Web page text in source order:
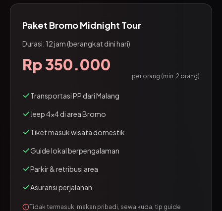
Paket Bromo Midnight Tour
Durasi: 12 jam (berangkat dini hari)
Rp 350.000
per orang (min. 2 orang)
Transportasi PP dari Malang
Jeep 4x4 di area Bromo
Tiket masuk wisata domestik
Guide lokal berpengalaman
Parkir & retribusi area
Asuransi perjalanan
Tidak termasuk: makan pribadi, sewa kuda, tip guide